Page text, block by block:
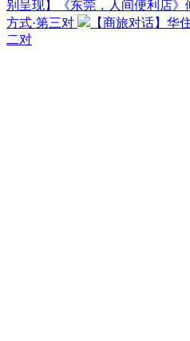
别呈现】《东莞，人间便利店》
方式·第三对
【商旅对话】华
二对